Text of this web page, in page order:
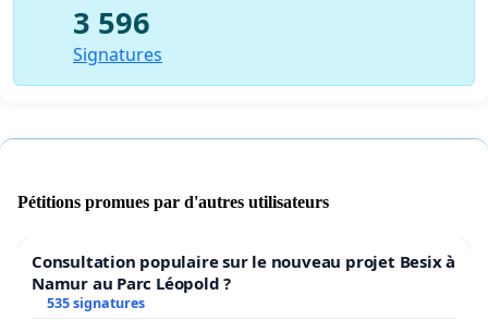
3 596
Signatures
Pétitions promues par d'autres utilisateurs
Consultation populaire sur le nouveau projet Besix à
Namur au Parc Léopold ?
535 signatures